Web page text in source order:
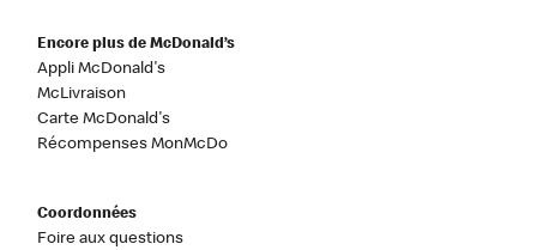
Encore plus de McDonald’s
Appli McDonald's
McLivraison
Carte McDonald's
Récompenses MonMcDo
Coordonnées
Foire aux questions